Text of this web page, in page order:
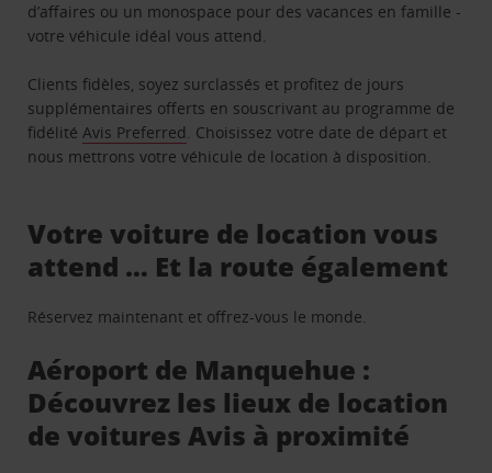
d’affaires ou un monospace pour des vacances en famille -
votre véhicule idéal vous attend.
Clients fidèles, soyez surclassés et profitez de jours
supplémentaires offerts en souscrivant au programme de
fidélitéAvis Preferred. Choisissez votre date de départ et
nous mettrons votre véhicule de location à disposition.
Votre voiture de location vous
attend … Et la route également
Réservez maintenant et offrez-vous le monde.
Aéroport de Manquehue :
Découvrez les lieux de location
de voitures Avis à proximité